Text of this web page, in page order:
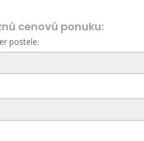
cenovú ponuku:
postele: